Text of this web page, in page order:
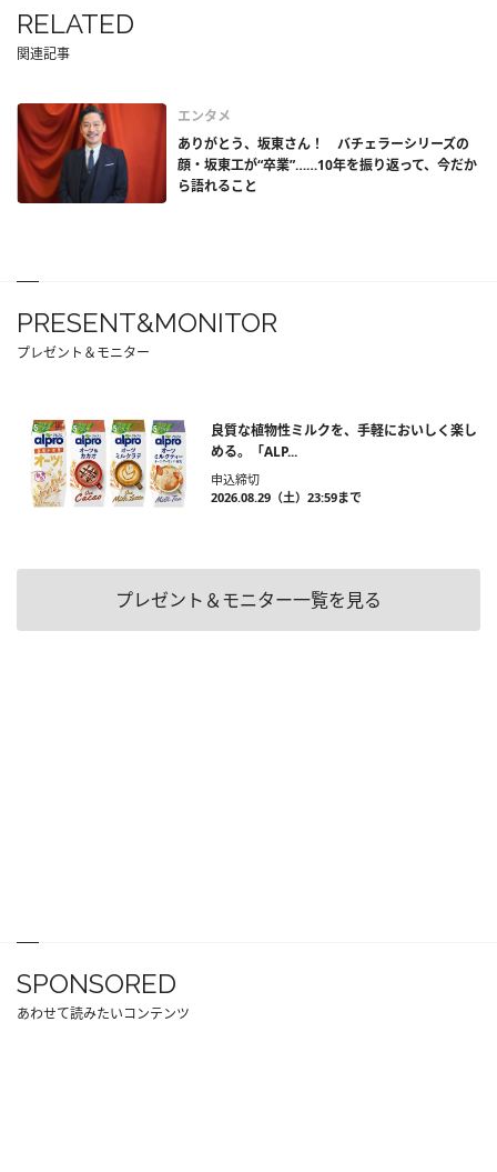
RELATED
関連記事
エンタメ
ありがとう、坂東さん！ バチェラーシリーズの
顔・坂東工が“卒業”……10年を振り返って、今だか
ら語れること
PRESENT&MONITOR
プレゼント＆モニター
良質な植物性ミルクを、手軽においしく楽し
める。「ALP...
申込締切
2026.08.29（土）23:59まで
プレゼント＆モニター一覧を見る
SPONSORED
あわせて読みたいコンテンツ